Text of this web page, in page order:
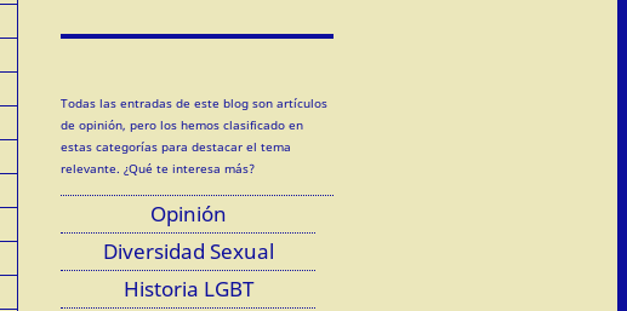
Todas las entradas de este blog son artículos
de opinión, pero los hemos clasificado en
estas categorías para destacar el tema
relevante. ¿Qué te interesa más?
Opinión
Diversidad Sexual
Historia LGBT